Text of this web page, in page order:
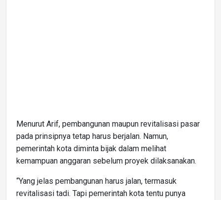
Menurut Arif, pembangunan maupun revitalisasi pasar
pada prinsipnya tetap harus berjalan. Namun,
pemerintah kota diminta bijak dalam melihat
kemampuan anggaran sebelum proyek dilaksanakan.
“Yang jelas pembangunan harus jalan, termasuk
revitalisasi tadi. Tapi pemerintah kota tentu punya